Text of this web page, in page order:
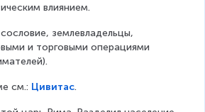
влиянием.
землевладельцы,
и торговыми операциями
см.: Цивитас.